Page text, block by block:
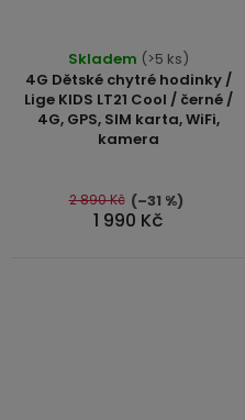
4G Dětské chytré hodinky /
Lige KIDS LT21 Cool / černé /
4G, GPS, SIM karta, WiFi,
kamera
hodnocení
produktu
je
5,0
5
hvězdiček.
Skladem (>5 ks)
1 990 Kč
2 890 Kč (–31 %)